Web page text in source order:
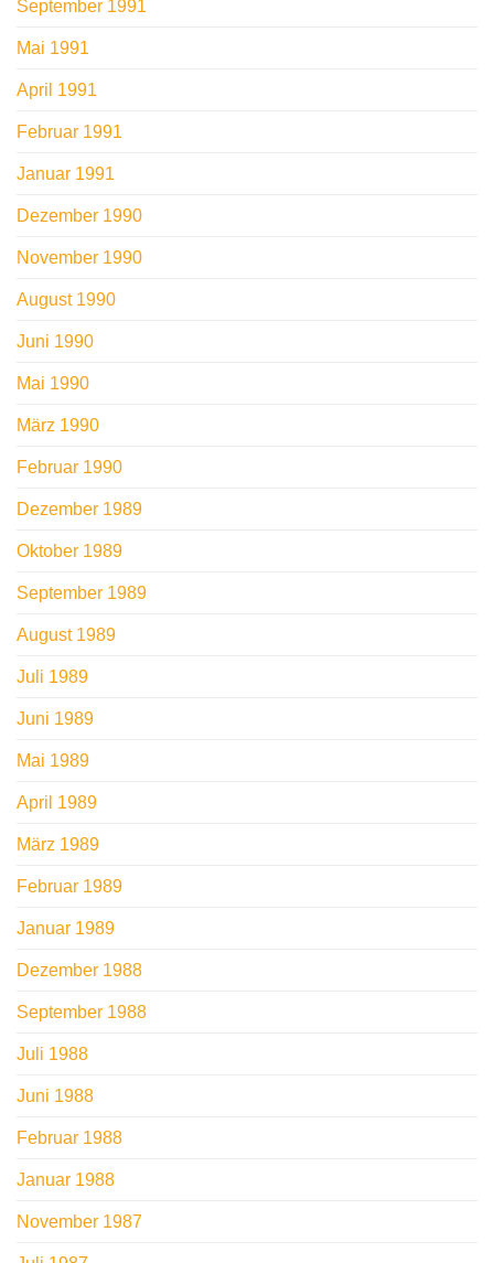
September 1991
Mai 1991
April 1991
Februar 1991
Januar 1991
Dezember 1990
November 1990
August 1990
Juni 1990
Mai 1990
März 1990
Februar 1990
Dezember 1989
Oktober 1989
September 1989
August 1989
Juli 1989
Juni 1989
Mai 1989
April 1989
März 1989
Februar 1989
Januar 1989
Dezember 1988
September 1988
Juli 1988
Juni 1988
Februar 1988
Januar 1988
November 1987